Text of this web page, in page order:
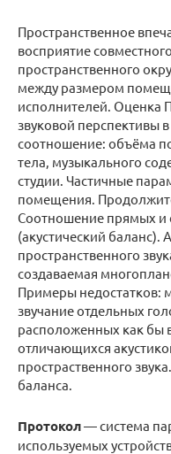
Пространственное
восприятие
пространственного
между размером
исполнителей. Оценка
звуковой перспективы
соотношение: объёма
тела, музыкального
студии. Частичные
помещения.
Соотношение прямых и
(акустический баланс).
пространственного
создаваемая
Примеры недостатков:
звучание отдельных
расположенных как бы
отличающихся
простраственного
баланса.
Протокол— система
используемых